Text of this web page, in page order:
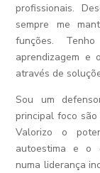
profissionais.
sempre me
funções.
aprendizagem e
através de
Sou um
principal foco
Valorizo o
autoestima e o
numa liderança